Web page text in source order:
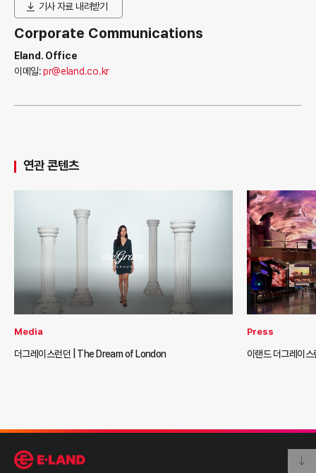
기사 자료 내려받기
Corporate Communications
Eland. Office
이메일:pr@eland.co.kr
연관 콘텐츠
Media
더그레이스런던 | The Dream of London
Press
이랜드 더그레이